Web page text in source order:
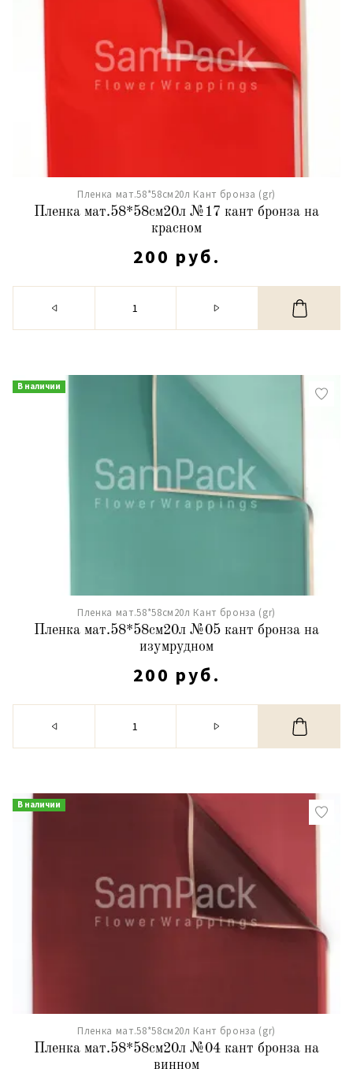
Пленка мат.58*58см20л Кант бронза (gr)
Пленка мат.58*58см20л №17 кант бронза на
красном
200 руб.
В наличии
Пленка мат.58*58см20л Кант бронза (gr)
Пленка мат.58*58см20л №05 кант бронза на
изумрудном
200 руб.
В наличии
Пленка мат.58*58см20л Кант бронза (gr)
Пленка мат.58*58см20л №04 кант бронза на
винном